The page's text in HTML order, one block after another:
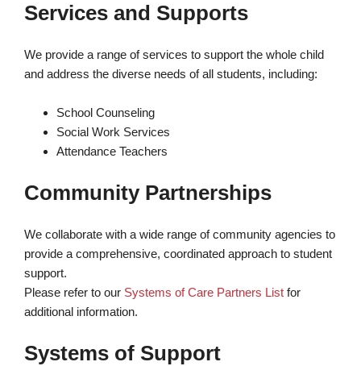
Services and Supports
We provide a range of services to support the whole child
and address the diverse needs of all students, including:
School Counseling
Social Work Services
Attendance Teachers
Community Partnerships
We collaborate with a wide range of community agencies to
provide a comprehensive, coordinated approach to student
support.
Please refer to our Systems of Care Partners List for
additional information.
Systems of Support